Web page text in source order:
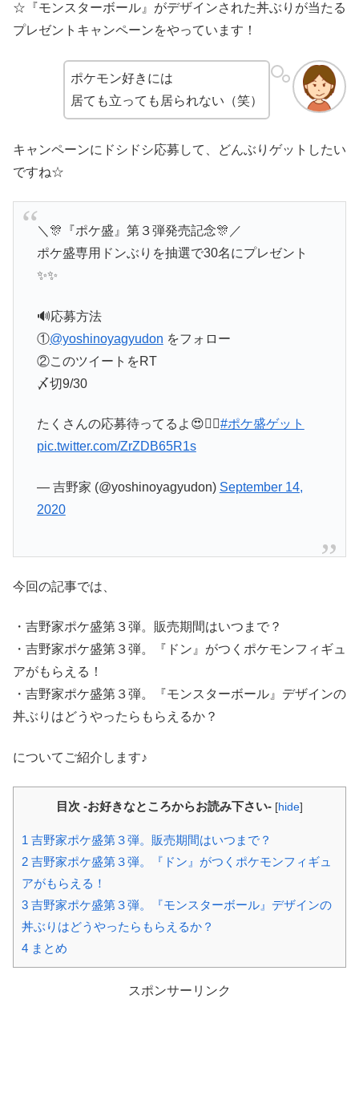
☆『モンスターボール』がデザインされた丼ぶりが当たる
プレゼントキャンペーンをやっています！
ポケモン好きには
居ても立っても居られない（笑）
キャンペーンにドシドシ応募して、どんぶりゲットしたい
ですね☆
＼🎊『ポケ盛』第３弾発売記念🎊／
ポケ盛専用ドンぶりを抽選で30名にプレゼント
✨✨
🔊応募方法
①@yoshinoyagyudon をフォロー
②このツイートをRT
〆切9/30
たくさんの応募待ってるよ😍👍🏻#ポケ盛ゲット
pic.twitter.com/ZrZDB65R1s
— 吉野家 (@yoshinoyagyudon) September 14,
2020
今回の記事では、
・吉野家ポケ盛第３弾。販売期間はいつまで？
・吉野家ポケ盛第３弾。『ドン』がつくポケモンフィギュ
アがもらえる！
・吉野家ポケ盛第３弾。『モンスターボール』デザインの
丼ぶりはどうやったらもらえるか？
についてご紹介します♪
目次 -お好きなところからお読み下さい- [hide]
1 吉野家ポケ盛第３弾。販売期間はいつまで？
2 吉野家ポケ盛第３弾。『ドン』がつくポケモンフィギュ
アがもらえる！
3 吉野家ポケ盛第３弾。『モンスターボール』デザインの
丼ぶりはどうやったらもらえるか？
4 まとめ
スポンサーリンク